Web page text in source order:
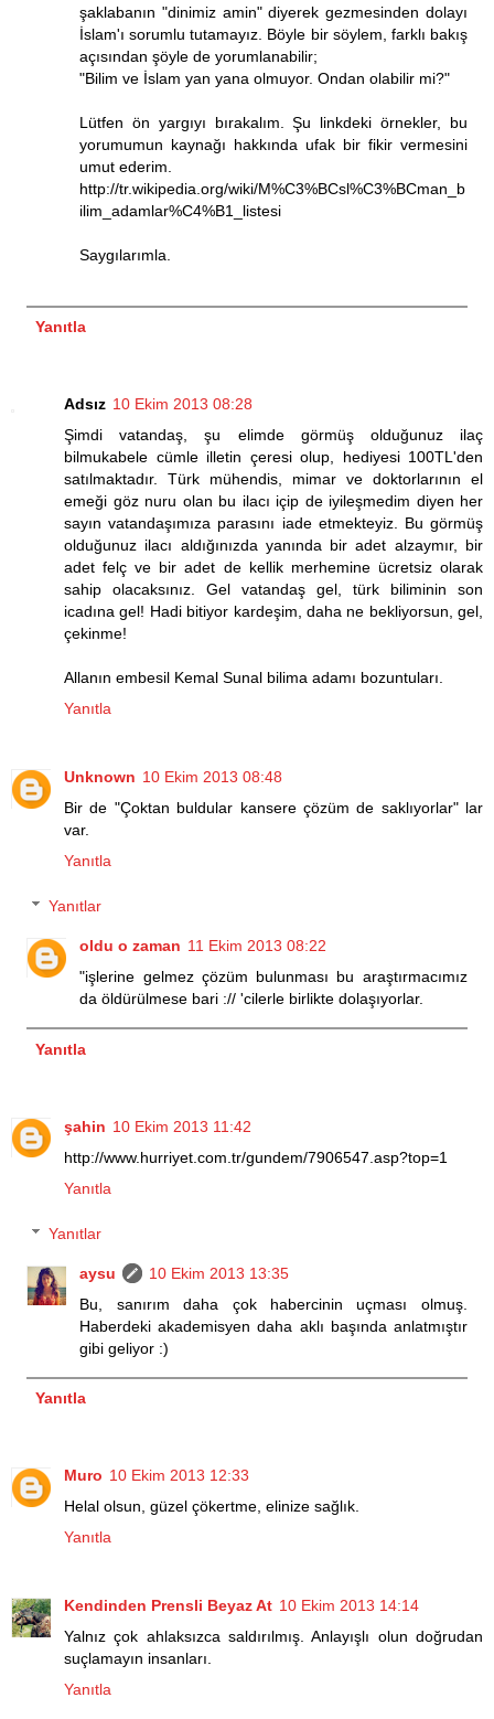
şaklabanın "dinimiz amin" diyerek gezmesinden dolayı
İslam'ı sorumlu tutamayız. Böyle bir söylem, farklı bakış
açısından şöyle de yorumlanabilir;
"Bilim ve İslam yan yana olmuyor. Ondan olabilir mi?"
Lütfen ön yargıyı bırakalım. Şu linkdeki örnekler, bu
yorumumun kaynağı hakkında ufak bir fikir vermesini
umut ederim.
http://tr.wikipedia.org/wiki/M%C3%BCsl%C3%BCman_b
ilim_adamlar%C4%B1_listesi
Saygılarımla.
Yanıtla
Adsız 10 Ekim 2013 08:28
Şimdi vatandaş, şu elimde görmüş olduğunuz ilaç
bilmukabele cümle illetin çeresi olup, hediyesi 100TL'den
satılmaktadır. Türk mühendis, mimar ve doktorlarının el
emeği göz nuru olan bu ilacı içip de iyileşmedim diyen her
sayın vatandaşımıza parasını iade etmekteyiz. Bu görmüş
olduğunuz ilacı aldığınızda yanında bir adet alzaymır, bir
adet felç ve bir adet de kellik merhemine ücretsiz olarak
sahip olacaksınız. Gel vatandaş gel, türk biliminin son
icadına gel! Hadi bitiyor kardeşim, daha ne bekliyorsun, gel,
çekinme!
Allanın embesil Kemal Sunal bilima adamı bozuntuları.
Yanıtla
Unknown 10 Ekim 2013 08:48
Bir de "Çoktan buldular kansere çözüm de saklıyorlar" lar
var.
Yanıtla
Yanıtlar
oldu o zaman 11 Ekim 2013 08:22
"işlerine gelmez çözüm bulunması bu araştırmacımız
da öldürülmese bari :// 'cilerle birlikte dolaşıyorlar.
Yanıtla
şahin 10 Ekim 2013 11:42
http://www.hurriyet.com.tr/gundem/7906547.asp?top=1
Yanıtla
Yanıtlar
aysu
10 Ekim 2013 13:35
Bu, sanırım daha çok habercinin uçması olmuş.
Haberdeki akademisyen daha aklı başında anlatmıştır
gibi geliyor :)
Yanıtla
Muro 10 Ekim 2013 12:33
Helal olsun, güzel çökertme, elinize sağlık.
Yanıtla
Kendinden Prensli Beyaz At 10 Ekim 2013 14:14
Yalnız çok ahlaksızca saldırılmış. Anlayışlı olun doğrudan
suçlamayın insanları.
Yanıtla